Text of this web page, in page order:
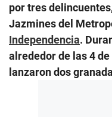
por tres
Jazmines del
Independencia.
alrededor de las 4
lanzaron dos